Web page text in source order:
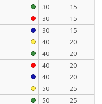
30 15
30 15
30 15
40 20
40 20
40 20
40 20
50 25
50 25